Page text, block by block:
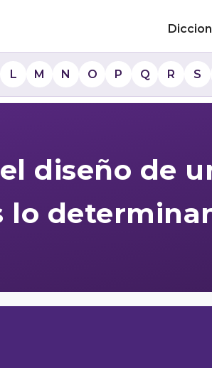
L M N O P Q R S
diseño de
lo